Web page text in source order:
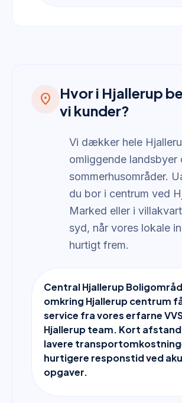
location_on
Hvor i Hjallerup
vi kunder?
Vi dækker hele
omliggende landsbyer
sommerhusområder.
du bor i centrum ved
Marked eller i
syd, når vores lokale
hurtigt frem.
Central Hjallerup
omkring Hjallerup centrum
service fra vores erfarne
Hjallerup team. Kort
lavere
hurtigere responstid ved
opgaver.